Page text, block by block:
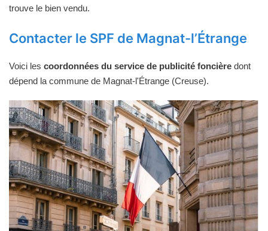
trouve le bien vendu.
Contacter le SPF de Magnat-l’Étrange
Voici les coordonnées du service de publicité foncière dont
dépend la commune de Magnat-l'Étrange (Creuse).